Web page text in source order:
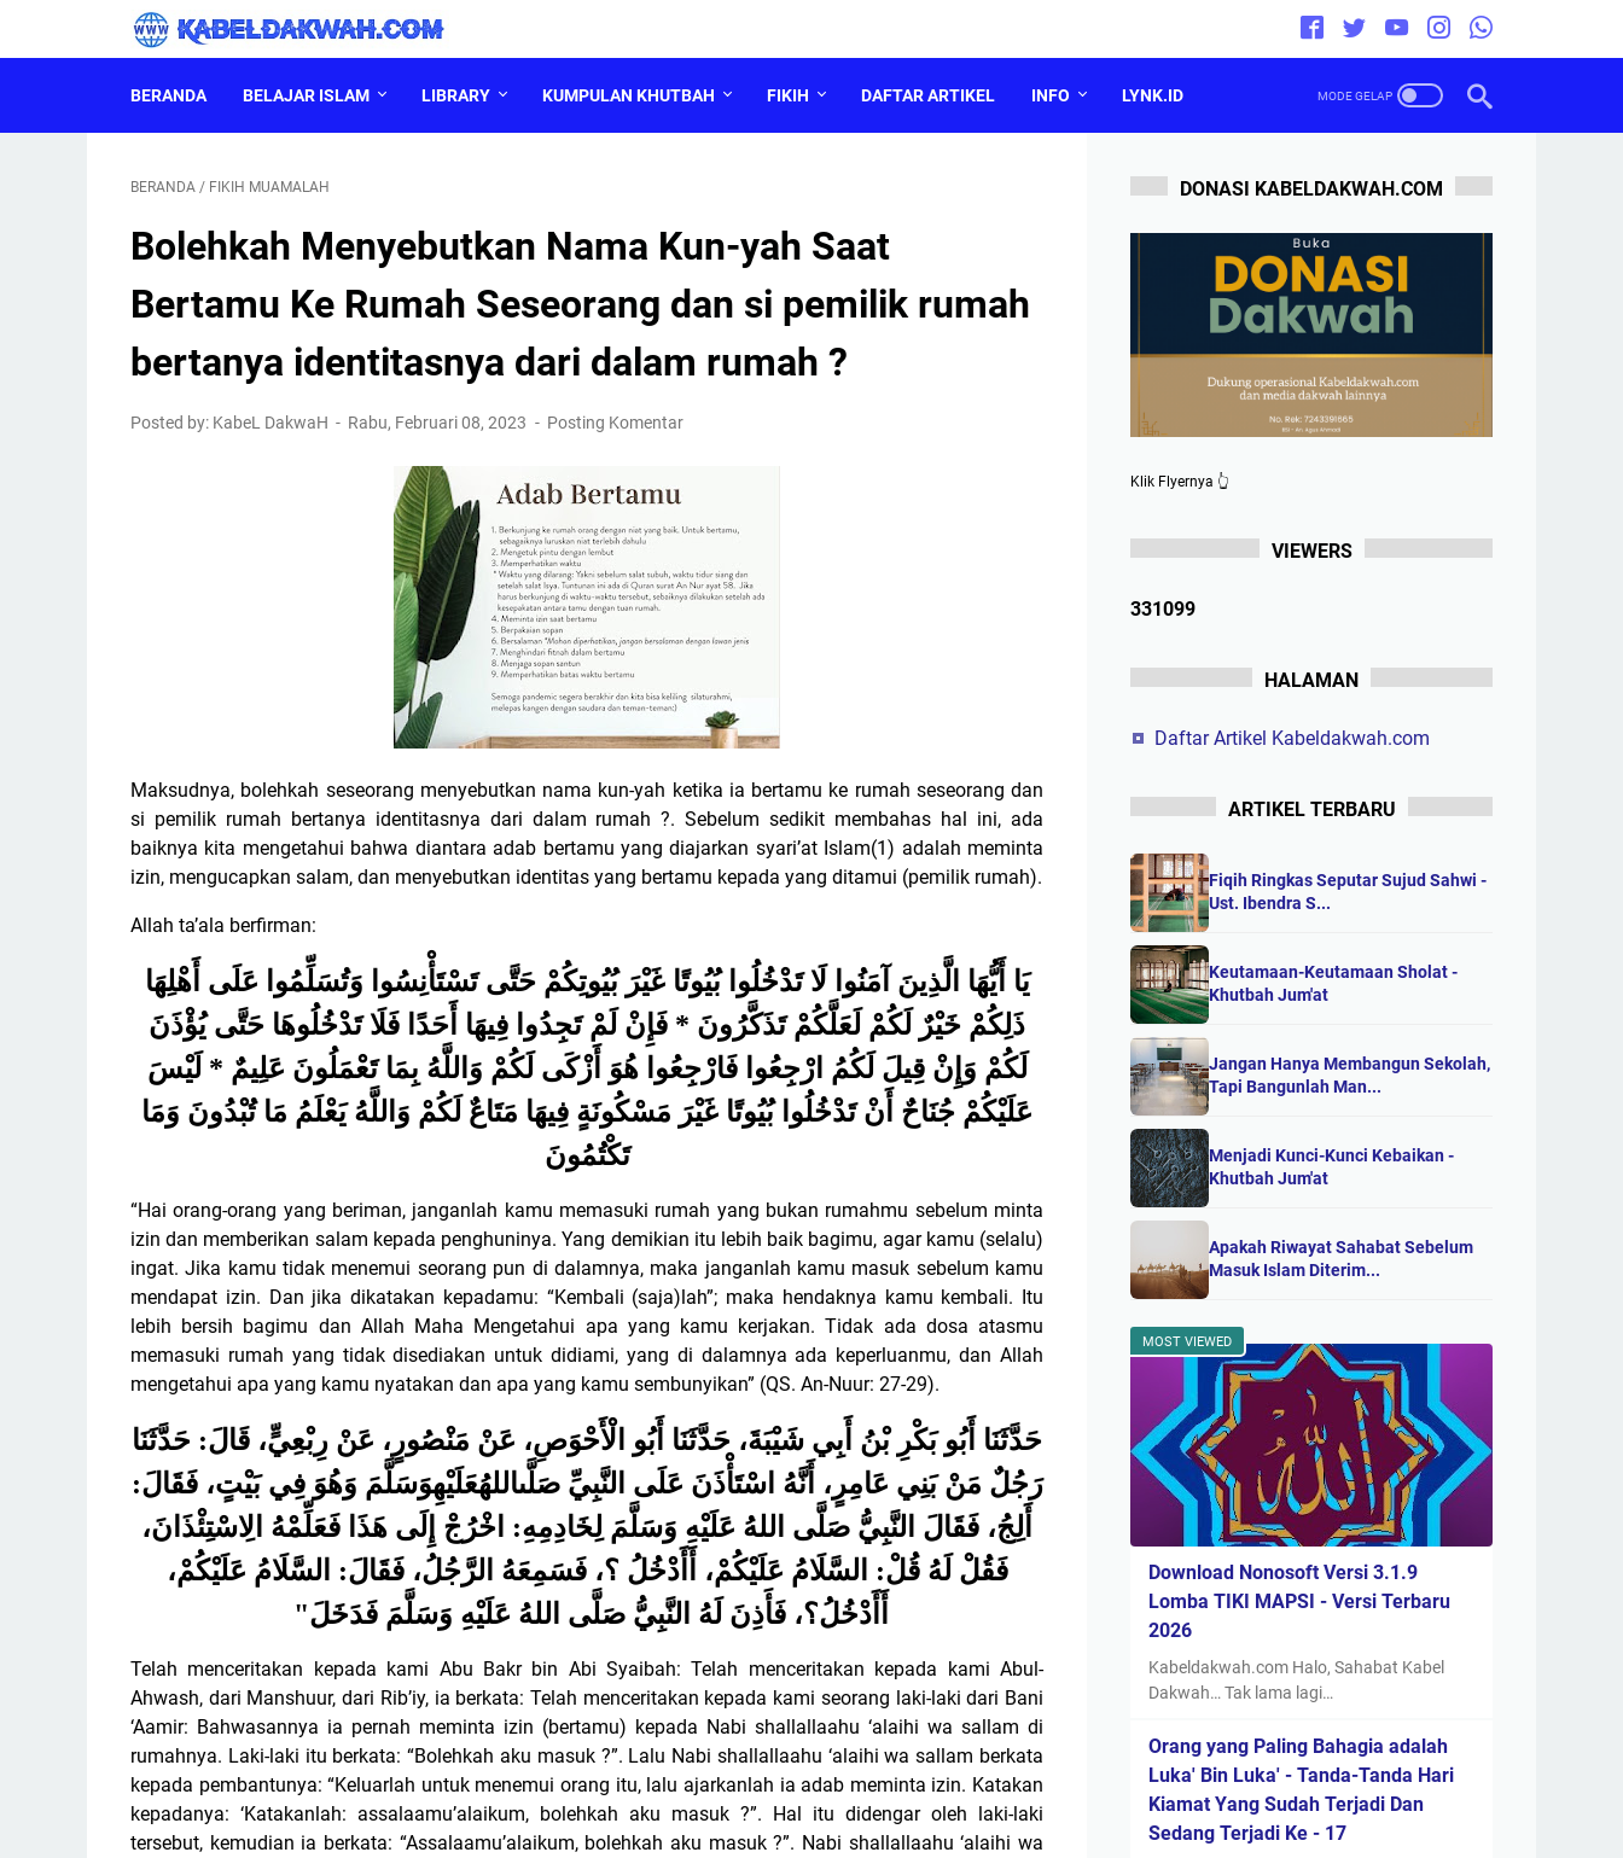
BERANDA BELAJAR ISLAM LIBRARY KUMPULAN KHUTBAH FIKIH DAFTAR ARTIKEL INFO LYNK.ID
BERANDA / FIKIH MUAMALAH
Bolehkah Menyebutkan Nama Kun-yah Saat
Bertamu Ke Rumah Seseorang dan si pemilik rumah
bertanya identitasnya dari dalam rumah ?
Posted by: KabeL DakwaH Rabu, Februari 08, 2023 Posting Komentar
Maksudnya, bolehkah seseorang menyebutkan nama kun-yah ketika ia bertamu ke rumah seseorang dan
si pemilik rumah bertanya identitasnya dari dalam rumah ?. Sebelum sedikit membahas hal ini, ada
baiknya kita mengetahui bahwa diantara adab bertamu yang diajarkan syari’at Islam(1) adalah meminta
izin, mengucapkan salam, dan menyebutkan identitas yang bertamu kepada yang ditamui (pemilik rumah).
Allah ta’ala berfirman:
يَا أَيُّهَا الَّذِينَ آمَنُوا لَا تَدْخُلُوا بُيُوتًا غَيْرَ بُيُوتِكُمْ حَتَّى تَسْتَأْنِسُوا وَتُسَلِّمُوا عَلَى أَهْلِهَا
ذَلِكُمْ خَيْرٌ لَكُمْ لَعَلَّكُمْ تَذَكَّرُونَ * فَإِنْ لَمْ تَجِدُوا فِيهَا أَحَدًا فَلَا تَدْخُلُوهَا حَتَّى يُؤْذَنَ
لَكُمْ وَإِنْ قِيلَ لَكُمُ ارْجِعُوا فَارْجِعُوا هُوَ أَزْكَى لَكُمْ وَاللَّهُ بِمَا تَعْمَلُونَ عَلِيمٌ * لَيْسَ
عَلَيْكُمْ جُنَاحٌ أَنْ تَدْخُلُوا بُيُوتًا غَيْرَ مَسْكُونَةٍ فِيهَا مَتَاعٌ لَكُمْ وَاللَّهُ يَعْلَمُ مَا تُبْدُونَ وَمَا
تَكْتُمُونَ
“Hai orang-orang yang beriman, janganlah kamu memasuki rumah yang bukan rumahmu sebelum minta
izin dan memberikan salam kepada penghuninya. Yang demikian itu lebih baik bagimu, agar kamu (selalu)
ingat. Jika kamu tidak menemui seorang pun di dalamnya, maka janganlah kamu masuk sebelum kamu
mendapat izin. Dan jika dikatakan kepadamu: “Kembali (saja)lah”; maka hendaknya kamu kembali. Itu
lebih bersih bagimu dan Allah Maha Mengetahui apa yang kamu kerjakan. Tidak ada dosa atasmu
memasuki rumah yang tidak disediakan untuk didiami, yang di dalamnya ada keperluanmu, dan Allah
mengetahui apa yang kamu nyatakan dan apa yang kamu sembunyikan” (QS. An-Nuur: 27-29).
حَدَّثَنَا أَبُو بَكْرِ بْنُ أَبِي شَيْبَةَ، حَدَّثَنَا أَبُو الْأَحْوَصِ، عَنْ مَنْصُورٍ، عَنْ رِبْعِيٍّ، قَالَ: حَدَّثَنَا
رَجُلٌ مَنْ بَنِي عَامِرٍ، أَنَّهُ اسْتَأْذَنَ عَلَى النَّبِيِّ صَلَّىاللهُعَلَيْهِوَسَلَّمَ وَهُوَ فِي بَيْتٍ، فَقَالَ:
أَلِجُ، فَقَالَ النَّبِيُّ صَلَّى اللهُ عَلَيْهِ وَسَلَّمَ لِخَادِمِهِ: اخْرُجْ إِلَى هَذَا فَعَلِّمْهُ الِاسْتِئْذَانَ،
فَقُلْ لَهُ قُلْ: السَّلَامُ عَلَيْكُمْ، أَأَدْخُلُ ؟، فَسَمِعَهُ الرَّجُلُ، فَقَالَ: السَّلَامُ عَلَيْكُمْ،
أَأَدْخُلُ؟، فَأَذِنَ لَهُ النَّبِيُّ صَلَّى اللهُ عَلَيْهِ وَسَلَّمَ فَدَخَلَ"
Telah menceritakan kepada kami Abu Bakr bin Abi Syaibah: Telah menceritakan kepada kami Abul-
Ahwash, dari Manshuur, dari Rib’iy, ia berkata: Telah menceritakan kepada kami seorang laki-laki dari Bani
‘Aamir: Bahwasannya ia pernah meminta izin (bertamu) kepada Nabi shallallaahu ‘alaihi wa sallam di
rumahnya. Laki-laki itu berkata: “Bolehkah aku masuk ?”. Lalu Nabi shallallaahu ‘alaihi wa sallam berkata
kepada pembantunya: “Keluarlah untuk menemui orang itu, lalu ajarkanlah ia adab meminta izin. Katakan
kepadanya: ‘Katakanlah: assalaamu’alaikum, bolehkah aku masuk ?”. Hal itu didengar oleh laki-laki
tersebut, kemudian ia berkata: “Assalaamu’alaikum, bolehkah aku masuk ?”. Nabi shallallaahu ‘alaihi wa
DONASI KABELDAKWAH.COM
Klik Flyernya 👆
VIEWERS
331099
HALAMAN
Daftar Artikel Kabeldakwah.com
ARTIKEL TERBARU
Fiqih Ringkas Seputar Sujud Sahwi -
Ust. Ibendra S...
Keutamaan-Keutamaan Sholat -
Khutbah Jum'at
Jangan Hanya Membangun Sekolah,
Tapi Bangunlah Man...
Menjadi Kunci-Kunci Kebaikan -
Khutbah Jum'at
Apakah Riwayat Sahabat Sebelum
Masuk Islam Diterim...
MOST VIEWED
Download Nonosoft Versi 3.1.9
Lomba TIKI MAPSI - Versi Terbaru
2026
Kabeldakwah.com Halo, Sahabat Kabel
Dakwah… Tak lama lagi…
Orang yang Paling Bahagia adalah
Luka' Bin Luka' - Tanda-Tanda Hari
Kiamat Yang Sudah Terjadi Dan
Sedang Terjadi Ke - 17